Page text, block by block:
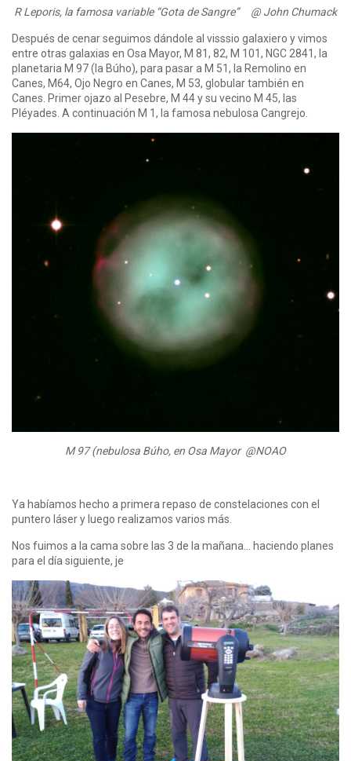
R Leporis, la famosa variable “Gota de Sangre” @ John Chumack
Después de cenar seguimos dándole al visssio galaxiero y vimos
entre otras galaxias en Osa Mayor, M 81, 82, M 101, NGC 2841, la
planetaria M 97 (la Búho), para pasar a M 51, la Remolino en
Canes, M64, Ojo Negro en Canes, M 53, globular también en
Canes. Primer ojazo al Pesebre, M 44 y su vecino M 45, las
Pléyades. A continuación M 1, la famosa nebulosa Cangrejo.
M 97 (nebulosa Búho, en Osa Mayor @NOAO
Ya habíamos hecho a primera repaso de constelaciones con el
puntero láser y luego realizamos varios más.
Nos fuimos a la cama sobre las 3 de la mañana… haciendo planes
para el día siguiente, je